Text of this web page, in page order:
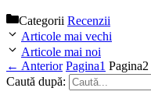
Categorii Recenzii
Articole mai vechi
Articole mai noi
← Anterior Pagina1 Pagina2
Caută după: